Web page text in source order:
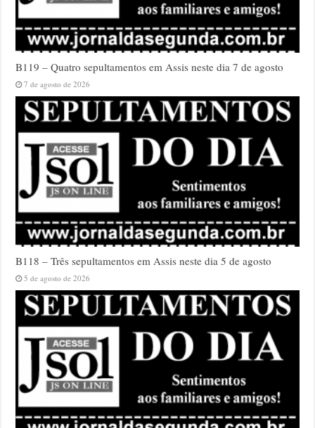
B119 – Quatro sepultamentos em Assis neste dia 7 de agosto
7 de agosto de 2026
B118 – Três sepultamentos em Assis neste dia 5 de agosto
5 de agosto de 2026